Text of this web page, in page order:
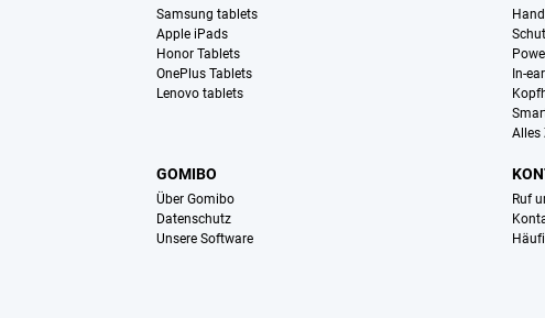
Samsung tablets
Apple iPads
Honor Tablets
OnePlus Tablets
Lenovo tablets
In-
Alles
GOMIBO
Über Gomibo
Datenschutz
Unsere Software
Ruf